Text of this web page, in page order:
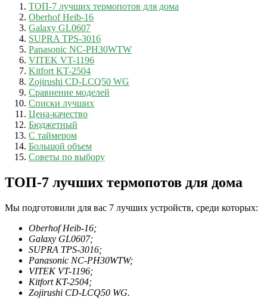
ТОП-7 лучших термопотов для дома
Oberhof Heib-16
Galaxy GL0607
SUPRA TPS-3016
Panasonic NC-PH30WTW
VITEK VT-1196
Kitfort KT-2504
Zojirushi CD-LCQ50 WG
Сравнение моделей
Списки лучших
Цена-качество
Бюджетный
С таймером
Большой объем
Советы по выбору
ТОП-7 лучших термопотов для дома
Мы подготовили для вас 7 лучших устройств, среди которых:
Oberhof Heib-16;
Galaxy GL0607;
SUPRA TPS-3016;
Panasonic NC-PH30WTW;
VITEK VT-1196;
Kitfort KT-2504;
Zojirushi CD-LCQ50 WG.